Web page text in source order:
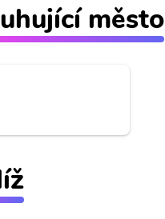
město